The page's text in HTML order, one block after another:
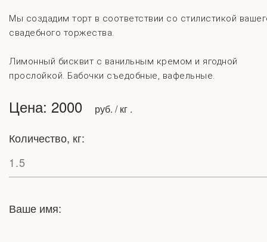
Мы создадим торт в соответствии со стилистикой
свадебного торжества.
Лимонный бисквит с ванильным кремом и ягодной
прослойкой. Бабочки съедобные, вафельные.
Цена: 2000 руб. / кг .
Количество, кг:
Ваше имя: